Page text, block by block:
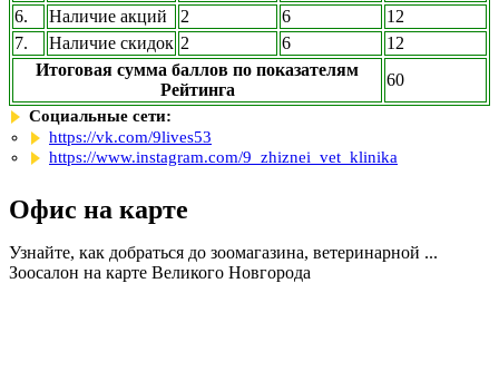
6.
Наличие акций 2 6
12
7.
Наличие скидок 2 6
12
Итоговая сумма баллов по показателям
Рейтинга
60
Социальные сети:
https://vk.com/9lives53
https://www.instagram.com/9_zhiznei_vet_klinika
Офис на карте
Узнайте, как добраться до зоомагазина, ветеринарной ...
Зоосалон на карте Великого Новгорода